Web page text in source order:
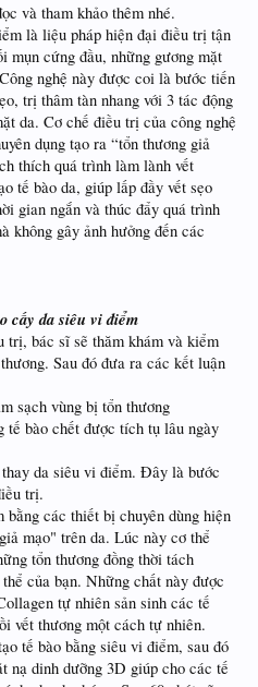
và tham khảo thêm nhé.
là liệu pháp hiện đại điều trị tận
mụn cứng đầu, những gương mặt
nghệ này được coi là bước tiến
trị thâm tàn nhang với 3 tác động
da. Cơ chế điều trị của công nghệ
dụng tạo ra “tổn thương giả
thích quá trình làm lành vết
tế bào da, giúp lấp đầy vết sẹo
gian ngắn và thúc đẩy quá trình
không gây ảnh hưởng đến các
cấy da siêu vi điểm
bác sĩ sẽ thăm khám và kiểm
Sau đó đưa ra các kết luận
sạch vùng bị tổn thương
bào chết được tích tụ lâu ngày
da siêu vi điểm. Đây là bước
trị.
các thiết bị chuyên dùng hiện
mạo" trên da. Lúc này cơ thể
tổn thương đồng thời tách
của bạn. Những chất này được
tự nhiên sản sinh các tế
vết thương một cách tự nhiên.
tế bào bằng siêu vi điểm, sau đó
nạ dinh dưỡng 3D giúp cho các tế